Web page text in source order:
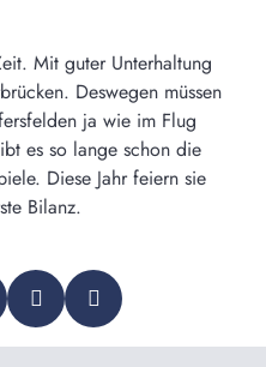
Mit guter Unterhaltung
Deswegen müssen
ja wie im Flug
es so lange schon die
Diese Jahr feiern sie
Bilanz.